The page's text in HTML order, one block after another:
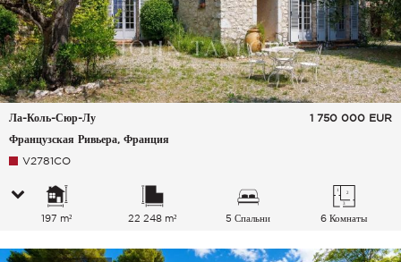
Ла-Коль-Сюр-Лу
Французская Ривьера, Франция
1 750 000 EUR
V2781CO
197 m² 22 248 m² 5 Спальни 6 Комнаты